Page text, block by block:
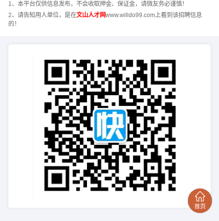
1、本平台仅供信息发布，不会收取押金、保证金，请微友务必谨慎！
2、请告知用人单位，是在文山人才网www.willdo99.com上看到该招聘信息
的！